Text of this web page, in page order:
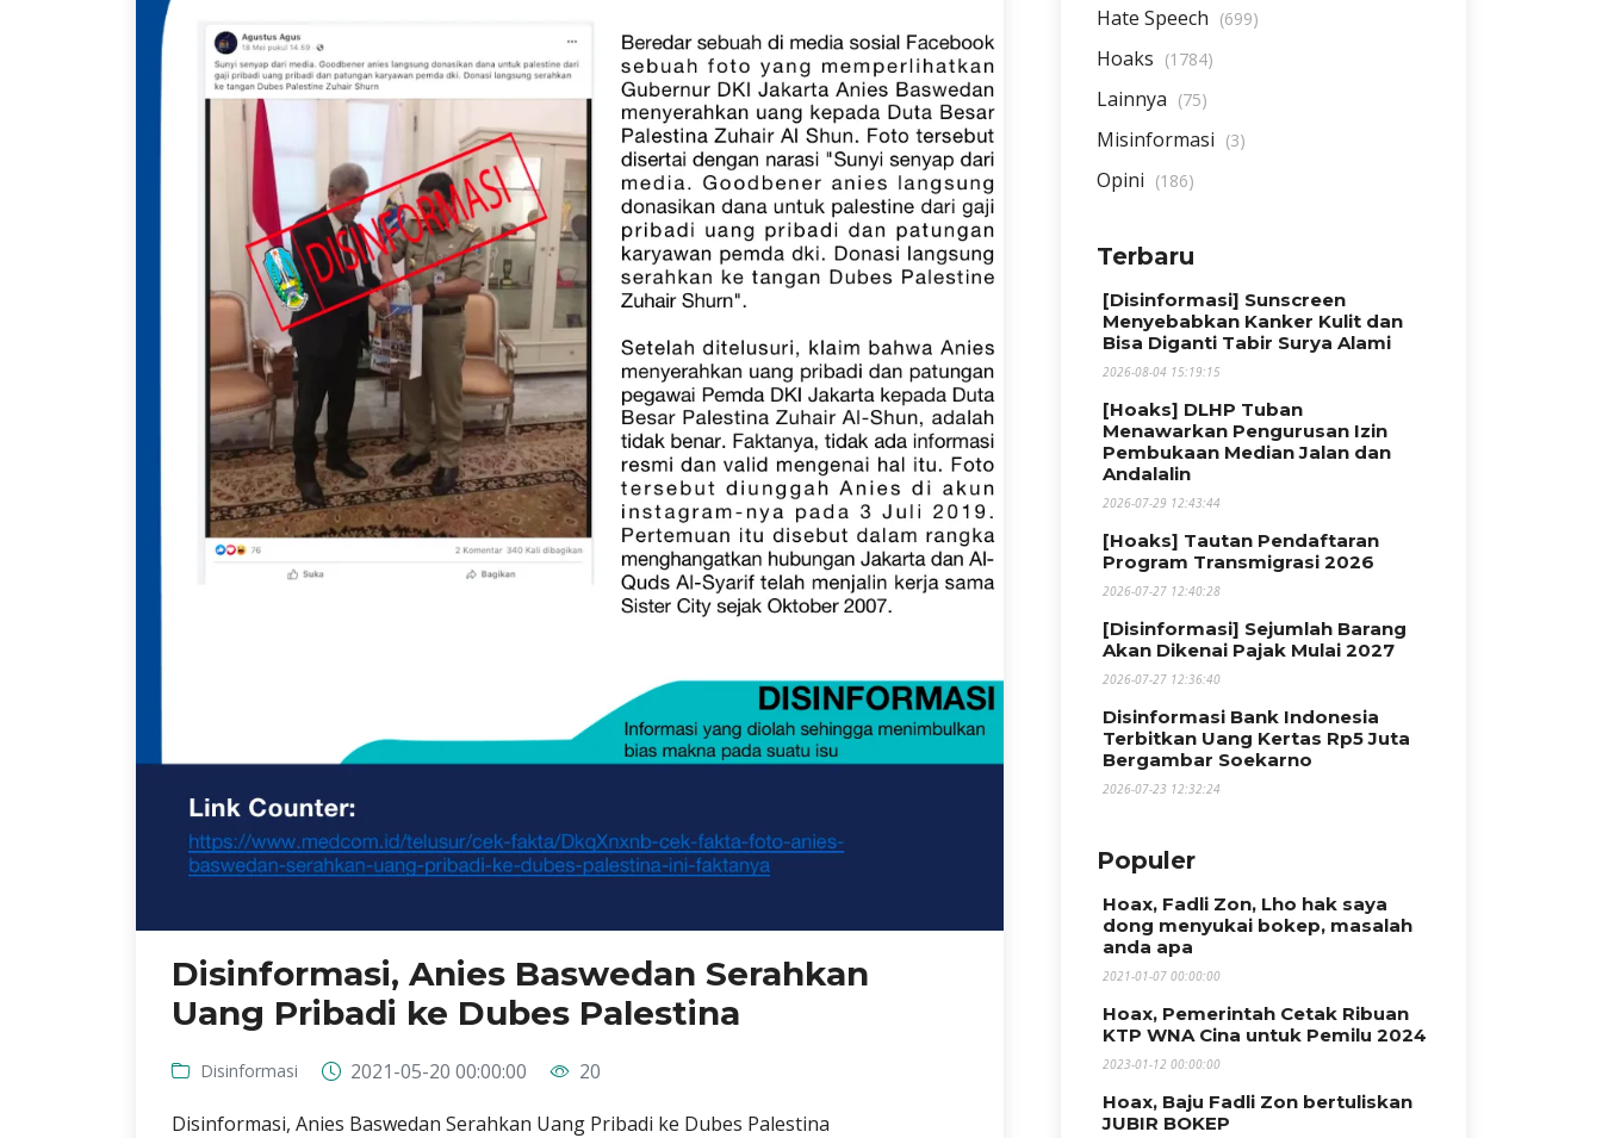
Disinformasi, Anies Baswedan Serahkan
Uang Pribadi ke Dubes Palestina
Disinformasi 2021-05-20 00:00:00
20
Disinformasi, Anies Baswedan Serahkan Uang Pribadi ke Dubes Palestina
Hate Speech (699)
Hoaks (1784)
Lainnya (75)
Misinformasi (3)
Opini (186)
Terbaru
[Disinformasi] Sunscreen
Menyebabkan Kanker Kulit dan
Bisa Diganti Tabir Surya Alami
2026-08-04 15:19:15
[Hoaks] DLHP Tuban
Menawarkan Pengurusan Izin
Pembukaan Median Jalan dan
Andalalin
2026-07-29 12:43:44
[Hoaks] Tautan Pendaftaran
Program Transmigrasi 2026
2026-07-27 12:40:28
[Disinformasi] Sejumlah Barang
Akan Dikenai Pajak Mulai 2027
2026-07-27 12:36:40
Disinformasi Bank Indonesia
Terbitkan Uang Kertas Rp5 Juta
Bergambar Soekarno
2026-07-23 12:32:24
Populer
Hoax, Fadli Zon, Lho hak saya
dong menyukai bokep, masalah
anda apa
2021-01-07 00:00:00
Hoax, Pemerintah Cetak Ribuan
KTP WNA Cina untuk Pemilu 2024
2023-01-12 00:00:00
Hoax, Baju Fadli Zon bertuliskan
JUBIR BOKEP